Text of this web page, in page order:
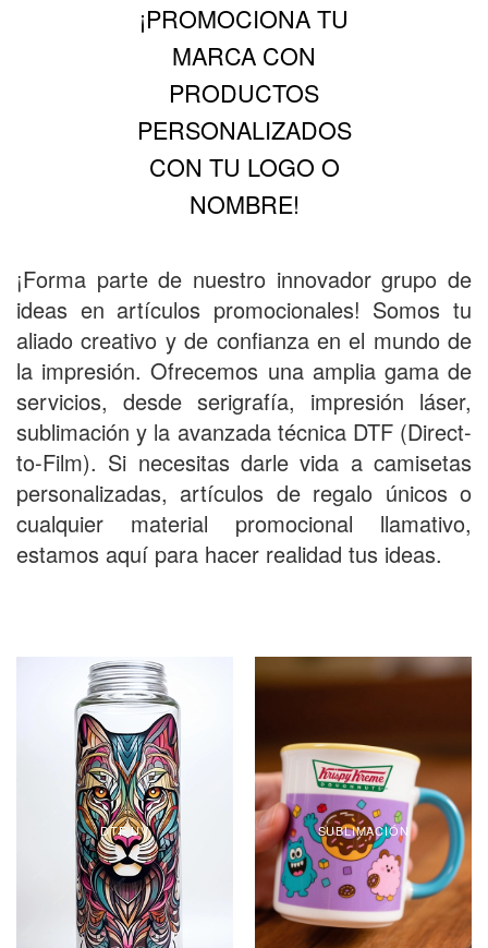
¡PROMOCIONA TU
MARCA CON
PRODUCTOS
PERSONALIZADOS
CON TU LOGO O
NOMBRE!
¡Forma parte de nuestro innovador grupo de
ideas en artículos promocionales! Somos tu
aliado creativo y de confianza en el mundo de
la impresión. Ofrecemos una amplia gama de
servicios, desde serigrafía, impresión láser,
sublimación y la avanzada técnica DTF (Direct-
to-Film). Si necesitas darle vida a camisetas
personalizadas, artículos de regalo únicos o
cualquier material promocional llamativo,
estamos aquí para hacer realidad tus ideas.
DTF UV SUBLIMACIÓN